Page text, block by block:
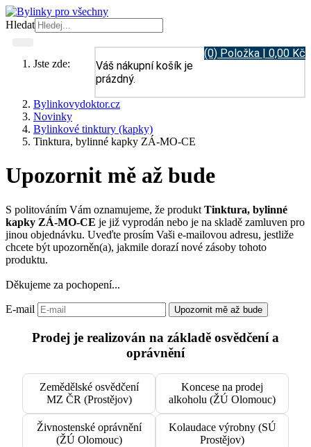
Hledat
(0) Položka | 0,00 Kč
Váš nákupní košík je
prázdný.
Jste zde:
Bylinkovydoktor.cz
Novinky
Bylinkové tinktury (kapky)
Tinktura, bylinné kapky ZÁ-MO-CE
Upozornit mě až bude
S politováním Vám oznamujeme, že produkt Tinktura, bylinné
kapky ZÁ-MO-CE je již vyprodán nebo je na skladě zamluven pro
jinou objednávku. Uveďte prosím Vaši e-mailovou adresu, jestliže
chcete být upozorněn(a), jakmile dorazí nové zásoby tohoto
produktu.
Děkujeme za pochopení...
E-mail Upozornit mě až bude
Prodej je realizován na základě osvědčení a
oprávnění
Zemědělské osvědčení
MZ ČR (Prostějov)
Koncese na prodej
alkoholu (ŽÚ Olomouc)
Živnostenské oprávnění
(ŽÚ Olomouc)
Kolaudace výrobny (SÚ
Prostějov)